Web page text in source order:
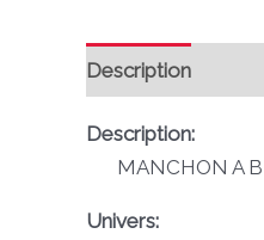
Description
Description:
MANCHON A
Univers: